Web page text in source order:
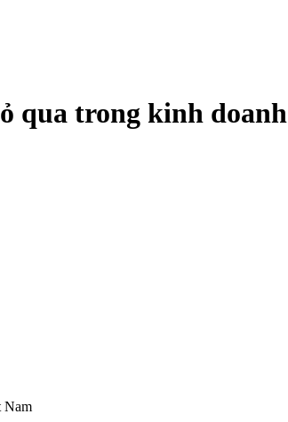
qua trong kinh doanh
Nam